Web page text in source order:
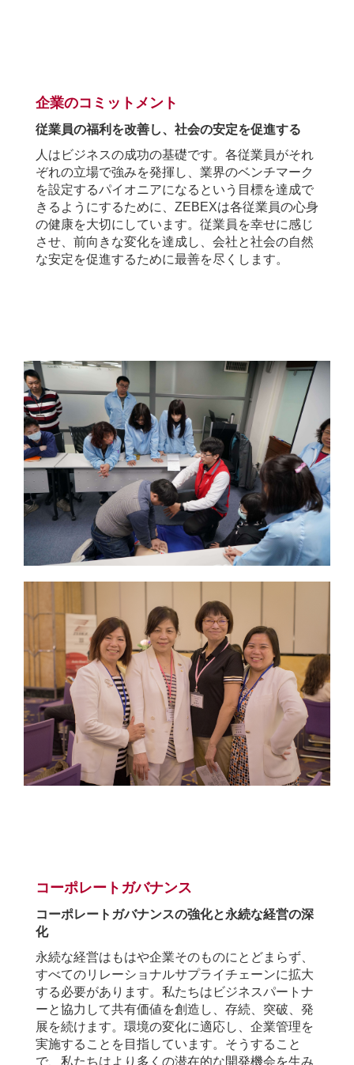
企業のコミットメント
従業員の福利を改善し、社会の安定を促進する
人はビジネスの成功の基礎です。各従業員がそれ
ぞれの立場で強みを発揮し、業界のベンチマーク
を設定するパイオニアになるという目標を達成で
きるようにするために、 ZEBEXは各従業員の心身
の健康を大切にしています。従業員を幸せに感じ
させ、前向きな変化を達成し、会社と社会の自然
な安定を促進するために最善を尽くします。
コーポレートガバナンス
コーポレートガバナンスの強化と永続な経営の深
化
永続な経営はもはや企業そのものにとどまらず、
すべてのリレーショナルサプライチェーンに拡大
する必要があります。私たちはビジネスパートナ
ーと協力して共有価値を創造し、存続、突破、発
展を続けます。環境の変化に適応し、企業管理を
実施することを目指しています。そうすること
で、私たちはより多くの潜在的な開発機会を生み